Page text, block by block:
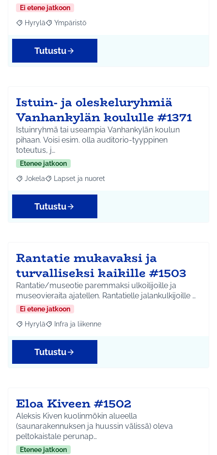
Ei etene jatkoon
Rajaa tulokset aihepiirin mukaan: Hyrylä
Hyrylä Rajaa tulokset teeman mukaan: Ympäristö
Ympäristö
Tutustu
Istuin- ja oleskeluryhmiä
Vanhankylän koululle #1371
Istuinryhmä tai useampia Vanhankylän koulun
pihaan. Voisi esim. olla auditorio-tyyppinen
toteutus, j…
Etenee jatkoon
Rajaa tulokset aihepiirin mukaan: Jokela
Jokela Rajaa tulokset teeman mukaan: Lapset ja nuoret
Lapset ja nuoret
Tutustu
Rantatie mukavaksi ja
turvalliseksi kaikille #1503
Rantatie/museotie paremmaksi ulkoilijoille ja
museovieraita ajatellen. Rantatielle jalankulkijoille …
Ei etene jatkoon
Rajaa tulokset aihepiirin mukaan: Hyrylä
Hyrylä Rajaa tulokset teeman mukaan: Infra ja liikenne
Infra ja liikenne
Tutustu
Eloa Kiveen #1502
Aleksis Kiven kuolinmökin alueella
(saunarakennuksen ja huussin välissä) oleva
peltokaistale perunap…
Etenee jatkoon